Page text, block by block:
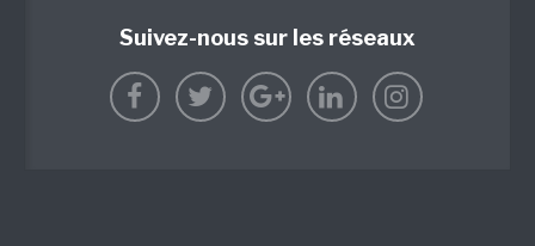
Suivez-nous sur les réseaux